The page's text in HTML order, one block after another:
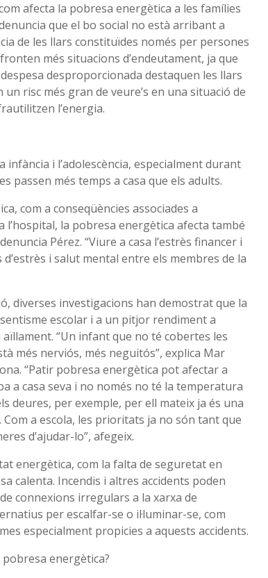
afecta la pobresa energètica a les famílies
que el bo social no està arribant a
de les llars constituïdes només per persones
més situacions d’endeutament, ja que
desproporcionada destaquen les llars
risc més gran de veure’s en una situació de
l’energia.
i l’adolescència, especialment durant
passen més temps a casa que els adults.
com a conseqüències associades a
la pobresa energètica afecta també
Pérez. “Viure a casa l’estrès financer i
i salut mental entre els membres de la
diverses investigacions han demostrat que la
escolar i a un pitjor rendiment a
“Un infant que no té cobertes les
més nerviós, més neguitós”, explica Mar
“Patir pobresa energètica pot afectar a
a casa seva i no només no té la temperatura
deures, per exemple, per ell mateix ja és una
a escola, les prioritats ja no són tant que
d’ajudar-lo”, afegeix.
energètica, com la falta de seguretat en
calenta. Incendis i altres accidents poden
connexions irregulars a la xarxa de
per escalfar-se o il·luminar-se, com
especialment propicies a aquests accidents.
energètica?